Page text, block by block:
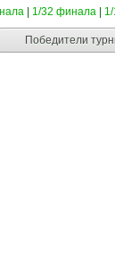
| 1/32 финала|
Победители